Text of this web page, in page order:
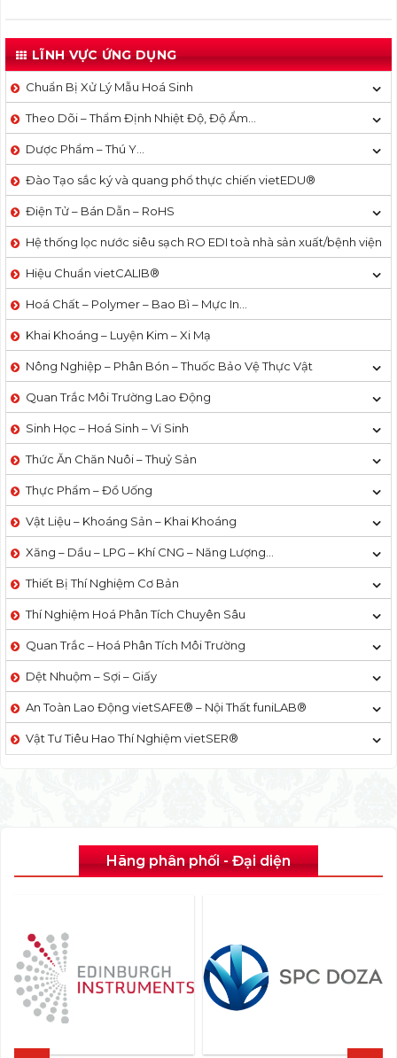
LĨNH VỰC ỨNG DỤNG
Chuẩn Bị Xử Lý Mẫu Hoá Sinh
Theo Dõi – Thẩm Định Nhiệt Độ, Độ Ẩm…
Dược Phẩm – Thú Y…
Đào Tạo sắc ký và quang phổ thực chiến vietEDU®
Điện Tử – Bán Dẫn – RoHS
Hệ thống lọc nước siêu sạch RO EDI​​ toà nhà sản xuất/bệnh viện
Hiệu Chuẩn vietCALIB®
Hoá Chất – Polymer – Bao Bì – Mực In…
Khai Khoáng – Luyện Kim – Xi Mạ
Nông Nghiệp – Phân Bón – Thuốc Bảo Vệ Thực Vật
Quan Trắc Môi Trường Lao Động
Sinh Học – Hoá Sinh – Vi Sinh
Thức Ăn Chăn Nuôi – Thuỷ Sản
Thực Phẩm – Đồ Uống
Vật Liệu – Khoáng Sản – Khai Khoáng
Xăng – Dầu – LPG – Khí CNG – Năng Lượng…
Thiết Bị Thí Nghiệm Cơ Bản
Thí Nghiệm Hoá Phân Tích Chuyên Sâu
Quan Trắc – Hoá Phân Tích Môi Trường
Dệt Nhuộm – Sợi – Giấy
An Toàn Lao Động vietSAFE® – Nội Thất funiLAB®
Vật Tư Tiêu Hao Thí Nghiệm vietSER®
Hãng phân phối - Đại diện